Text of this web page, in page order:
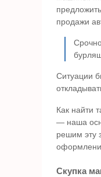
продажи
Ситуации
Как найти
— наша
решим эту
Скупка